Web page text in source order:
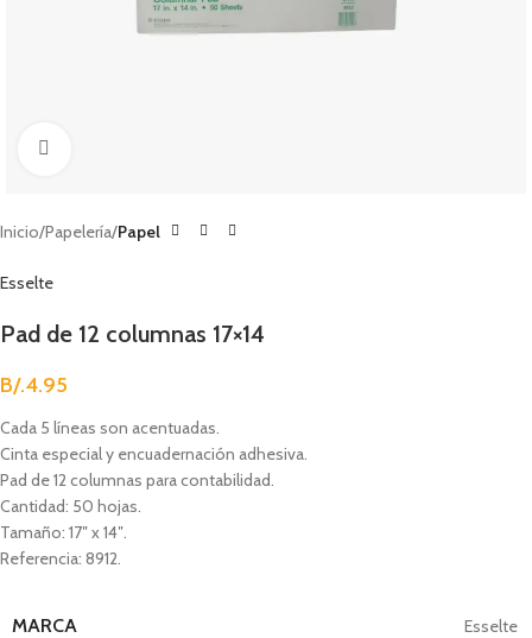
Inicio Papelería Papel
Esselte
Pad de 12 columnas 17×14
B/.4.95
Cada 5 líneas son acentuadas.
Cinta especial y encuadernación adhesiva.
Pad de 12 columnas para contabilidad.
Cantidad: 50 hojas.
Tamaño: 17″ x 14″.
Referencia: 8912.
MARCA Esselte